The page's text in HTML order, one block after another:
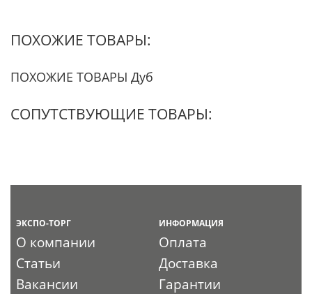
ПОХОЖИЕ ТОВАРЫ:
ПОХОЖИЕ ТОВАРЫ Дуб
СОПУТСТВУЮЩИЕ ТОВАРЫ:
ЭКСПО-ТОРГ
О компании
Статьи
Вакансии
ИНФОРМАЦИЯ
Оплата
Доставка
Гарантии